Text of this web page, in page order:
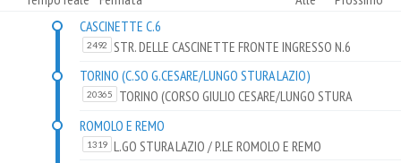
CASCINETTE C.6
2492
STR. DELLE CASCINETTE FRONTE INGRESSO N.6
TORINO (C.SO G.CESARE/LUNGO STURA LAZIO)
20365
TORINO (CORSO GIULIO CESARE/LUNGO STURA
LAZIO)
ROMOLO E REMO
1319 L.GO STURA LAZIO / P.LE ROMOLO E REMO